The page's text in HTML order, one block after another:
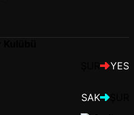
YES
SAK